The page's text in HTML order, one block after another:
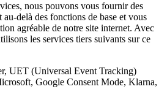
nous pouvons vous fournir des
delà des fonctions de base et vous
agréable de notre site internet. Avec
les services tiers suivants sur ce
UET (Universal Event Tracking)
Google Consent Mode, Klarna,